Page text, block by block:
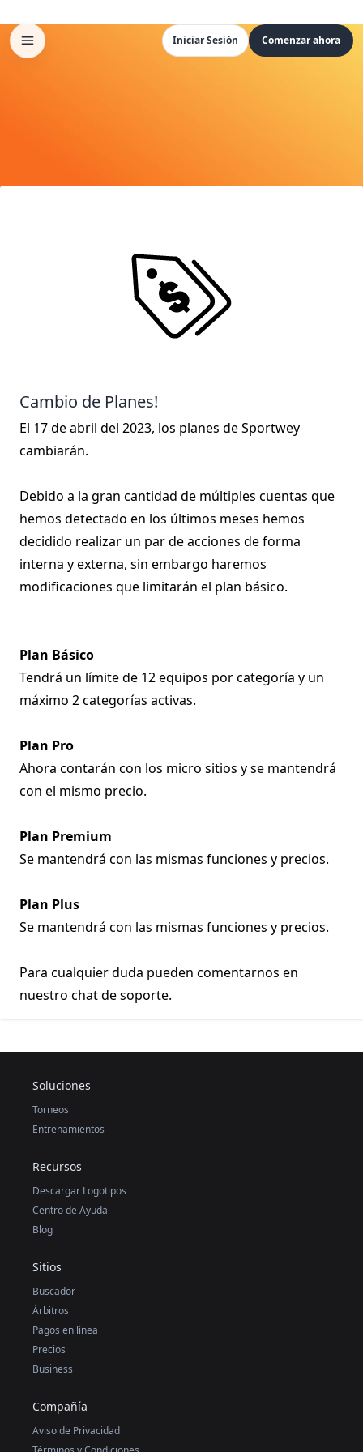
Iniciar Sesión Comenzar ahora
Cambio de Planes!
El 17 de abril del 2023, los planes de Sportwey
cambiarán.
Debido a la gran cantidad de múltiples cuentas que
hemos detectado en los últimos meses hemos
decidido realizar un par de acciones de forma
interna y externa, sin embargo haremos
modificaciones que limitarán el plan básico.
Plan Básico
Tendrá un límite de 12 equipos por categoría y un
máximo 2 categorías activas.
Plan Pro
Ahora contarán con los micro sitios y se mantendrá
con el mismo precio.
Plan Premium
Se mantendrá con las mismas funciones y precios.
Plan Plus
Se mantendrá con las mismas funciones y precios.
Para cualquier duda pueden comentarnos en
nuestro chat de soporte.
Soluciones
Torneos
Entrenamientos
Recursos
Descargar Logotipos
Centro de Ayuda
Blog
Sitios
Buscador
Árbitros
Pagos en línea
Precios
Business
Compañía
Aviso de Privacidad